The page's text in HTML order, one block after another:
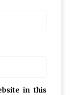
in this